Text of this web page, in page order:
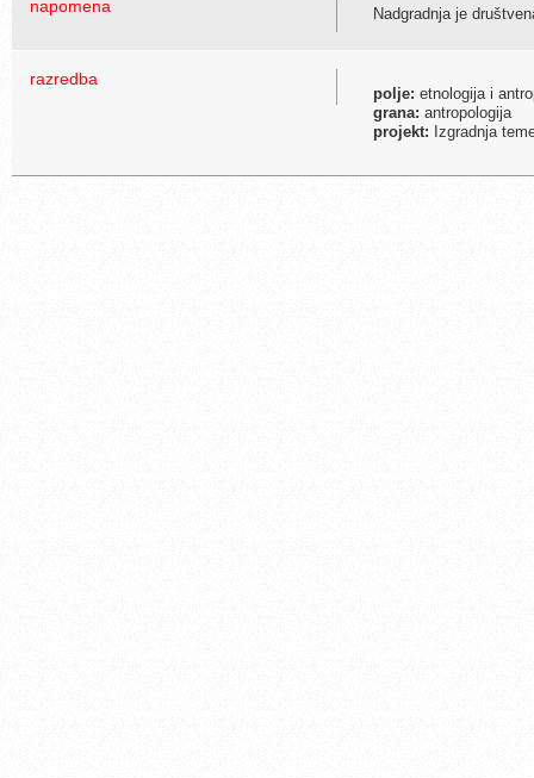
napomena Nadgradnja je
razredba
polje: etnologija i
grana: antropologija
projekt: Izgradnja